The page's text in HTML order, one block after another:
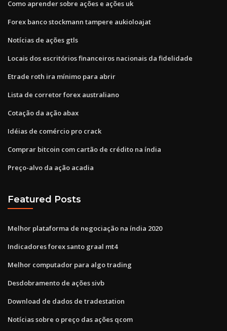
Como aprender sobre ações e ações uk
Forex banco stockmann tampere aukioloajat
Notícias de ações gtls
Locais dos escritórios financeiros nacionais da fidelidade
Etrade roth ira mínimo para abrir
Lista de corretor forex australiano
Cotação da ação abax
Idéias de comércio pro crack
Comprar bitcoin com cartão de crédito na índia
Preço-alvo da ação acadia
Featured Posts
Melhor plataforma de negociação na índia 2020
Indicadores forex santo graal mt4
Melhor computador para algo trading
Desdobramento de ações sivb
Download de dados de tradestation
Notícias sobre o preço das ações qcom